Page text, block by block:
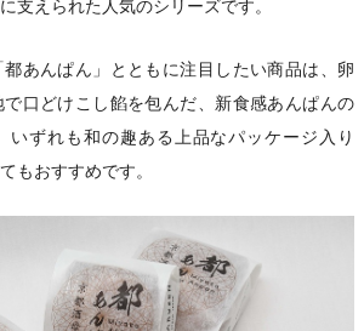
支えられた人気のシリーズです。
あんぱん」とともに注目したい商品は、卵
口どけこし餡を包んだ、新食感あんぱんの
いずれも和の趣ある上品なパッケージ入り
もおすすめです。